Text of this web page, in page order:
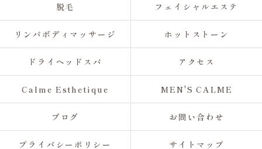
脱毛 フェイシャルエステ
リンパボディマッサージ ホットストーン
ドライヘッドスパ アクセス
Calme Esthetique MEN'S CALME
ブログ お問い合わせ
プライバシーポリシー サイトマップ